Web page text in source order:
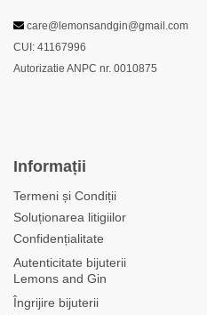
care@lemonsandgin@gmail.com
CUI: 41167996
Autorizatie ANPC nr. 0010875
Informații
Termeni și Condiții
Soluționarea litigiilor
Confidențialitate
Autenticitate bijuterii
Lemons and Gin
Îngrijire bijuterii